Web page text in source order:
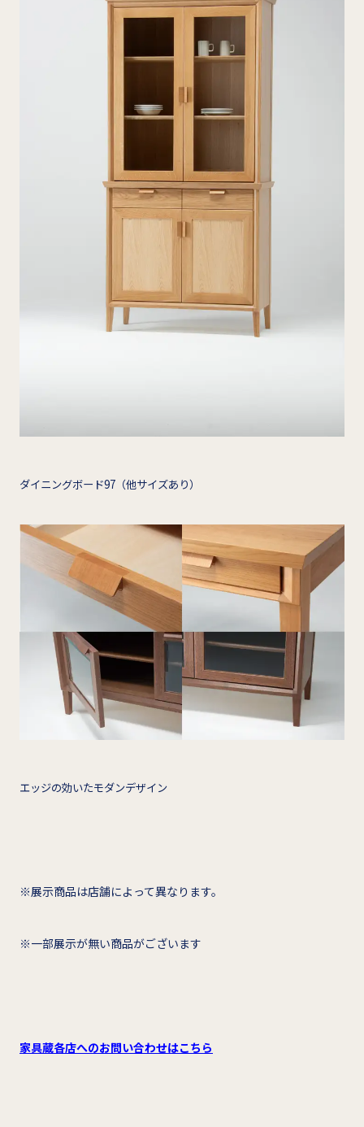
ダイニングボード97（他サイズあり）
エッジの効いたモダンデザイン
※展示商品は店舗によって異なります。
※一部展示が無い商品がございます
家具蔵各店へのお問い合わせはこちら